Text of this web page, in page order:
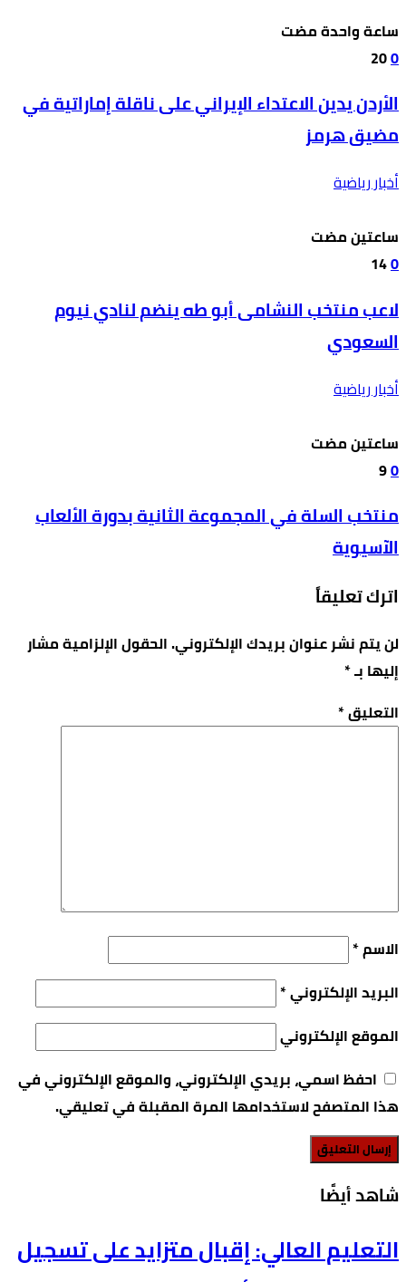
‫‫‫‏‫ساعة واحدة مضت‬
0
20
الأردن يدين الاعتداء الإيراني على ناقلة إماراتية في
مضيق هرمز
أخبار رياضية
‫‫‫‏‫ساعتين مضت‬
0
14
لاعب منتخب النشامى أبو طه ينضم لنادي نيوم
السعودي
أخبار رياضية
‫‫‫‏‫ساعتين مضت‬
0
9
منتخب السلة في المجموعة الثانية بدورة الألعاب
الآسيوية
اترك تعليقاً
لن يتم نشر عنوان بريدك الإلكتروني.الحقول الإلزامية مشار
إليها بـ*
التعليق*
الاسم*
البريد الإلكتروني*
الموقع الإلكتروني
احفظ اسمي، بريدي الإلكتروني، والموقع الإلكتروني في
هذا المتصفح لاستخدامها المرة المقبلة في تعليقي.
‫شاهد أيضًا‬
التعليم العالي: إقبال متزايد على تسجيل